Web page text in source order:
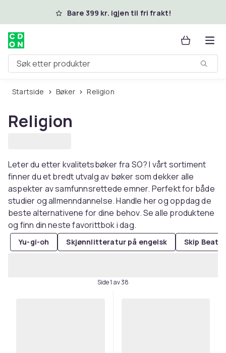
Hopp til hovedinnholdBare 399 kr. igjen til fri frakt!
Søk etter produkter
Startside Bøker Religion
Religion
Leter du etter kvalitetsbøker fra SO? I vårt sortiment
finner du et bredt utvalg av bøker som dekker alle
aspekter av samfunnsrettede emner. Perfekt for både
studier og allmenndannelse. Handle her og oppdag de
beste alternativene for dine behov. Se alle produktene
og finn din neste favorittbok i dag.
Yu-gi-oh Skjønnlitteratur på engelsk Skip Beat
Side 1 av 38